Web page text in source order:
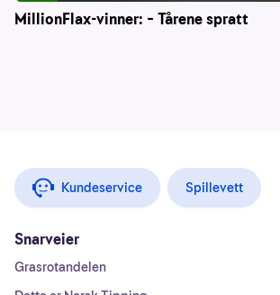
MillionFlax-vinner: – Tårene spratt
Kundeservice Spillevett
Snarveier
Grasrotandelen